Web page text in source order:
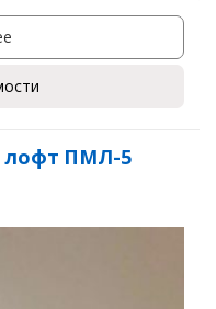
лофт ПМЛ-5